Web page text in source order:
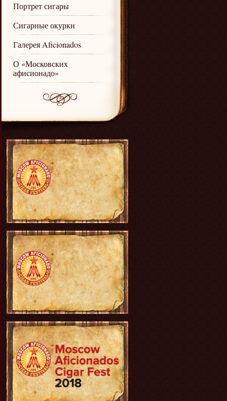
Портрет сигары
Сигарные окурки
Галерея Aficionados
О «Московских
афисионадо»